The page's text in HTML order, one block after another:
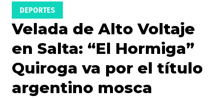
Velada de Alto Voltaje
en Salta: “El Hormiga”
Quiroga va por el título
argentino mosca
DEPORTES